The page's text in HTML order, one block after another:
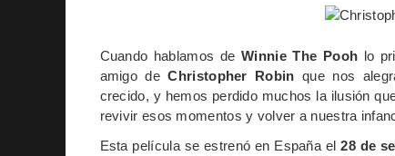
Cuando hablamos deWinnie The Pooh lo
amigo deChristopher Robin que nos
crecido, y hemos perdido muchos la ilusión
revivir esos momentos y volver a nuestra
Esta película se estrenó en España el28 de